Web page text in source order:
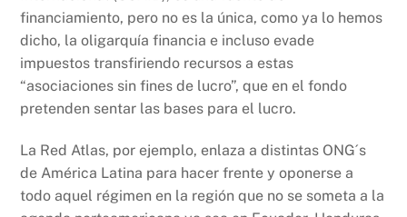
financiamiento, pero no es la única, como ya lo hemos
dicho, la oligarquía financia e incluso evade
impuestos transfiriendo recursos a estas
“asociaciones sin fines de lucro”, que en el fondo
pretenden sentar las bases para el lucro.
La Red Atlas, por ejemplo, enlaza a distintas ONG´s
de América Latina para hacer frente y oponerse a
todo aquel régimen en la región que no se someta a la